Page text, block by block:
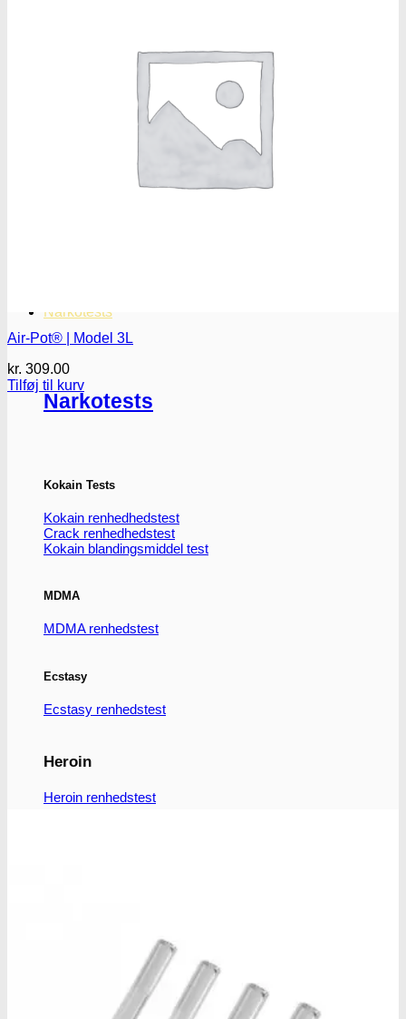
Narkotests
Narkotests
Kokain Tests
Kokain renhedhedstest
Crack renhedhedstest
Kokain blandingsmiddel test
MDMA
MDMA renhedstest
Ecstasy
Ecstasy renhedstest
Heroin
Heroin renhedstest
Benzodiazepiner
Air-Pot® | Model 3L
kr. 309.00
Tilføj til kurv